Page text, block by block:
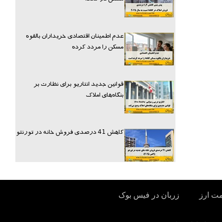
عدم اطمینان اقتصادی خریداران بالقوه
مسکن را مردد کرده
قوانین جدید انتاریو برای نظارت بر
بنگاه‌های املاک
کاهش 41 درصدی فروش خانه در تورنتو
ارز زربان در فیس بوک